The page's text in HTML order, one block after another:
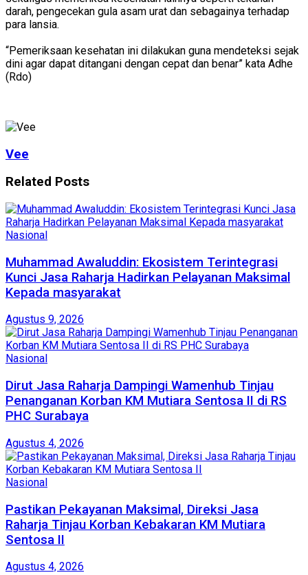
darah, pengecekan gula asam urat dan sebagainya terhadap
para lansia.
“Pemeriksaan kesehatan ini dilakukan guna mendeteksi sejak
dini agar dapat ditangani dengan cepat dan benar” kata Adhe
(Rdo)
Vee
Related Posts
Nasional
Muhammad Awaluddin: Ekosistem Terintegrasi
Kunci Jasa Raharja Hadirkan Pelayanan Maksimal
Kepada masyarakat
Agustus 9, 2026
Nasional
Dirut Jasa Raharja Dampingi Wamenhub Tinjau
Penanganan Korban KM Mutiara Sentosa II di RS
PHC Surabaya
Agustus 4, 2026
Nasional
Pastikan Pekayanan Maksimal, Direksi Jasa
Raharja Tinjau Korban Kebakaran KM Mutiara
Sentosa II
Agustus 4, 2026